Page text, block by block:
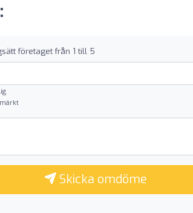
företaget från 1 till 5
Skicka omdöme